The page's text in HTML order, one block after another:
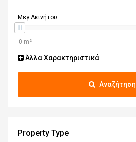
Μεγ.Ακινήτου
Άλλα Χαρακτηριστικά
Αναζήτηση
Property Type